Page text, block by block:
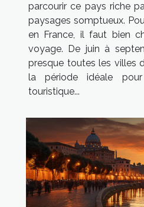
parcourir ce pays riche
paysages somptueux.
en France, il faut bien
voyage. De juin à
presque toutes les villes
la période idéale
touristique...